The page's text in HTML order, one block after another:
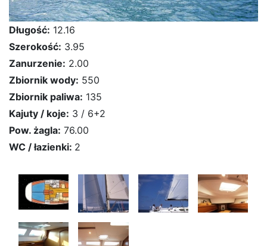
Długość: 12.16
Szerokość: 3.95
Zanurzenie: 2.00
Zbiornik wody: 550
Zbiornik paliwa: 135
Kajuty / koje: 3 / 6+2
Pow. żagla: 76.00
WC / łazienki: 2